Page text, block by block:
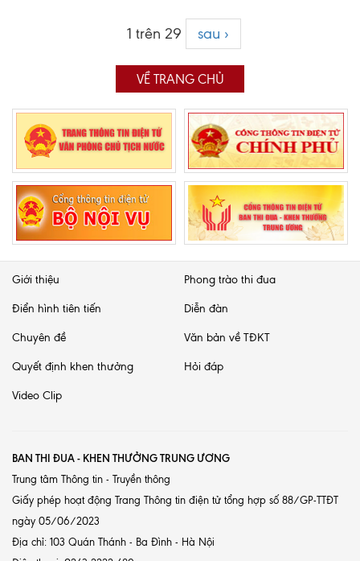
1 trên 29 sau ›
VỀ TRANG CHỦ
Giới thiệu Phong trào thi đua
Điển hình tiên tiến Diễn đàn
Chuyên đề Văn bản về TĐKT
Quyết định khen thưởng Hỏi đáp
Video Clip
BAN THI ĐUA - KHEN THƯỞNG TRUNG ƯƠNG
Trung tâm Thông tin - Truyền thông
Giấy phép hoạt động Trang Thông tin điện tử tổng hợp số 88/GP-TTĐT
ngày 05/06/2023
Địa chỉ: 103 Quán Thánh - Ba Đình - Hà Nội